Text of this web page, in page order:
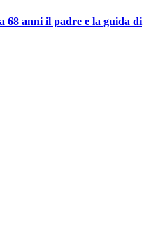
68 anni il padre e la guida di